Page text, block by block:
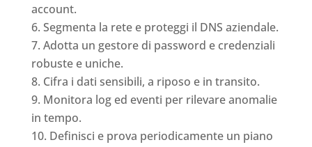
account.
Segmenta la rete e proteggi il DNS aziendale.
Adotta un gestore di password e credenziali
robuste e uniche.
Cifra i dati sensibili, a riposo e in transito.
Monitora log ed eventi per rilevare anomalie
in tempo.
Definisci e prova periodicamente un piano